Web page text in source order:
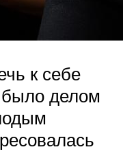
к себе
делом